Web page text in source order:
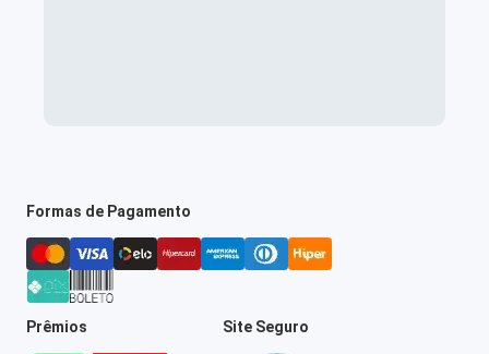
Formas de Pagamento
Prêmios Site Seguro